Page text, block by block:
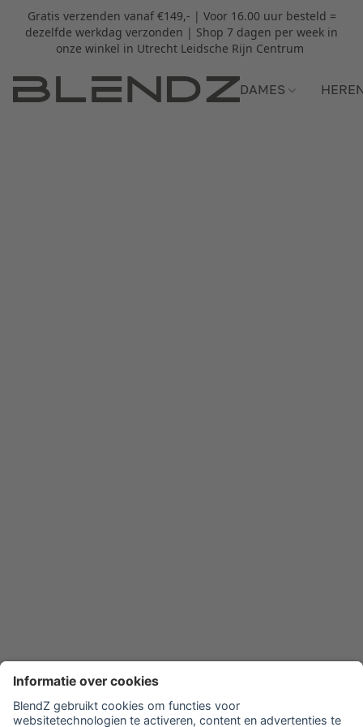
Gratis verzenden vanaf €149,- | Voor 16.00 uur besteld =
dezelfde werkdag verzonden | Shop 7 dagen per week in
onze winkel in Utrecht Leidsche Rijn Centrum
DAMES